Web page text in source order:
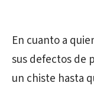
En cuanto a
sus defectos de
un chiste hasta